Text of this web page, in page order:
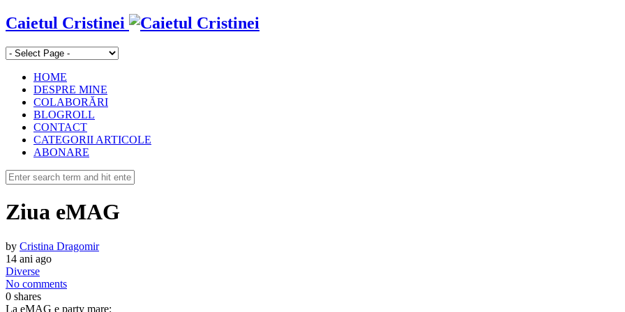
Caietul Cristinei
HOME
DESPRE MINE
COLABORĂRI
BLOGROLL
CONTACT
CATEGORII ARTICOLE
ABONARE
Ziua eMAG
by Cristina Dragomir
14 ani ago
Diverse
No comments
0 shares
La eMAG e party mare: